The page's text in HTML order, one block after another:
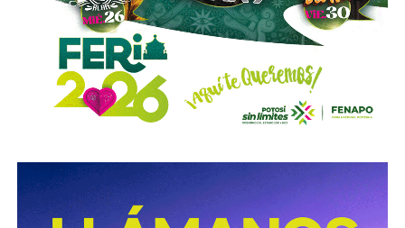
talones de cheques y muestras obtenidas de diversos
contenedores.
La Fiscalía General de la República informó que estos
operativos forman parte delPlan Estratégico de
Procuración de Justicia 2026-2029, cuyo objetivo es
procesamiento ilegal de hidrocarburos.
Según la institución, el desmantelamiento de estos
centros clandestinos representa un golpe a las